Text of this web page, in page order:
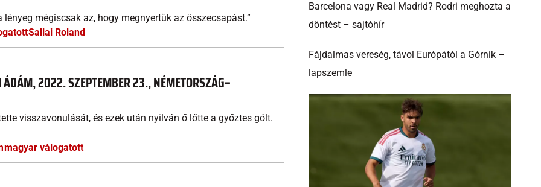
mégiscsak az, hogy megnyertük az összecsapást.”
Sallai Roland
2022. SZEPTEMBER 23., NÉMETORSZÁG–
visszavonulását, és ezek után nyilván ő lőtte a győztes gólt.
magyar válogatott
Barcelona vagy Real Madrid? Rodri meghozta a
döntést – sajtóhír
Fájdalmas vereség, távol Európától a Górnik –
lapszemle